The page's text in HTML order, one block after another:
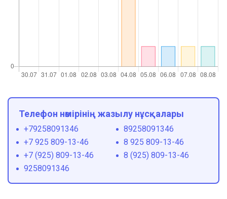
Телефон нөмірінің жазылу нұсқалары
+79258091346
89258091346
+7 925 809-13-46
8 925 809-13-46
+7 (925) 809-13-46
8 (925) 809-13-46
9258091346